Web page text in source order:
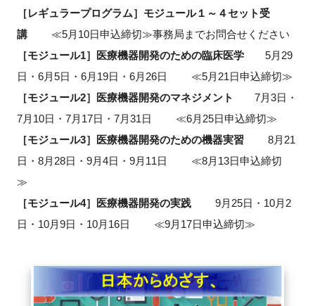
ニュース・掲示板
LINK-Jを知る
特別会員
［レギュラープログラム］モジュール１～４セット受
講
≪5月 10日申込締切≫事務局までお問合せください
［モジュール1］医療機器開発のための臨床医学 5月 29
日・ 6月5日・ 6月 19日・ 6月 26日 ≪5月 21日申込締切≫
［モジュール2］医療機器開発のマネジメント 7月3日・
7月 10日・ 7月 17日・ 7月31日 ≪6月 25日申込締切≫
［モジュール3］医療機器開発のための機器実習 8月 21
日・ 8月 28日・ 9月4日・ 9月 11日 ≪8月 13日申込締切
≫
［モジュール4］医療機器開発の実践 9月 25日・ 10月 2
日・ 10月9日・ 10月 16日 ≪9月 17日申込締切≫